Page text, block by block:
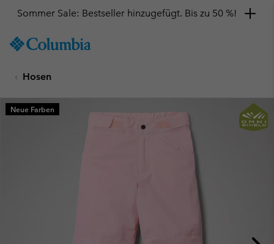
TO
SKIP
MAIN
NAV
Sommer Sale: Bestseller hinzugefügt. Bis zu 50 %!
Hosen
Neue Farben